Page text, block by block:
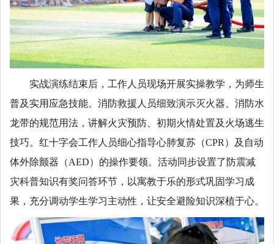
实战演练结束后，工作人员现场开展实操教学，为师生
普及实用应急技能。消防救援人员细致演示灭火器、消防水
龙带的规范用法，讲解火灾预防、初期火情处置及火场逃生
技巧。红十字会工作人员细心指导心肺复苏（CPR）及自动
体外除颤器（AED）的操作要领。活动同步设置了防震减
灾科普知识有奖问答环节，以寓教于乐的形式巩固学习成
果，充分调动学生学习主动性，让安全避险知识深植于心。